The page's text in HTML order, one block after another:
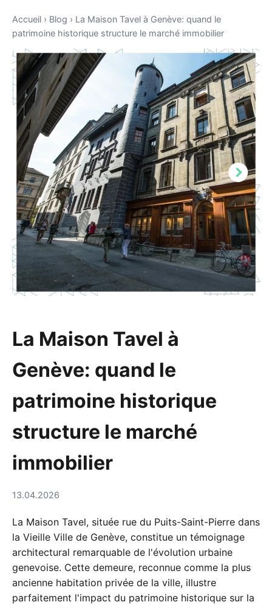
Accueil › Blog › La Maison Tavel à Genève: quand le
patrimoine historique structure le marché immobilier
La Maison Tavel à
Genève: quand le
patrimoine historique
structure le marché
immobilier
13.04.2026
La Maison Tavel, située rue du Puits-Saint-Pierre dans
la Vieille Ville de Genève, constitue un témoignage
architectural remarquable de l'évolution urbaine
genevoise. Cette demeure, reconnue comme la plus
ancienne habitation privée de la ville, illustre
parfaitement l'impact du patrimoine historique sur la